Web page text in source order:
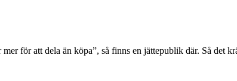
för att dela än köpa”, så finns en jättepublik där. Så